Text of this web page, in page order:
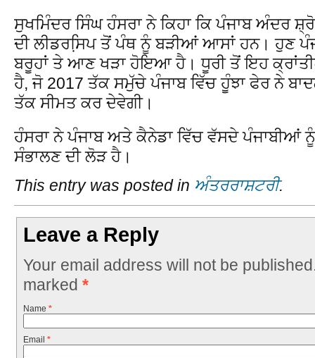
ਸੁਖਮਿੰਦਰ ਸਿੰਘ ਹੰਸਰਾ ਨੇ ਕਿਹਾ ਕਿ ਪੰਜਾਬ ਅੰਦਰ
ਦੀ ਲੀਡਰਸਿ਼ਪ ਤੋਂ ਪੰਥ ਨੂੰ ਬੜੀਆਂ ਆਸਾਂ ਹਨ। ਹੁਣ
ਬਰੂਹਾਂ ਤੇ ਆਣ ਖੜਾ ਹੋਇਆ ਹੈ। ਧੂਰੀ ਤੋਂ ਇਹ
ਹੈ, ਜੋ 2017 ਤੱਕ ਸਮੁੱਚੇ ਪੰਜਾਬ ਵਿੱਚ ਹੂੰਝਾ ਫੇਰ ਨੇ
ਤੱਕ ਸੀਮਤ ਕਰ ਦੇਵੇਗੀ।
ਹੰਸਰਾ ਨੇ ਪੰਜਾਬ ਅਤੇ ਕੈਨੇਡਾ ਵਿੱਚ ਵੱਸਦੇ ਪੰਜਾਬੀਆਂ
ਸੰਭਾਲਣ ਦੀ ਲੋੜ ਹੈ।
This entry was posted in ਅੰਤਰਰਾਸ਼ਟਰੀ.
Leave a Reply
Your email address will not be
marked *
Name *
Email *